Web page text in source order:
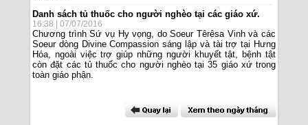
Danh sách tủ thuốc cho người nghèo tại các giáo xứ.
16:38 | 07/07/2016
Chương trình Sứ vụ Hy vọng, do Soeur Têrêsa Vinh và các
Soeur dòng Divine Compassion sáng lập và tài trợ tại Hưng
Hóa, ngoài việc trợ giúp những người khuyết tật, bệnh tật
còn đặt các tủ thuốc cho người nghèo tại 35 giáo xứ trong
toàn giáo phận.